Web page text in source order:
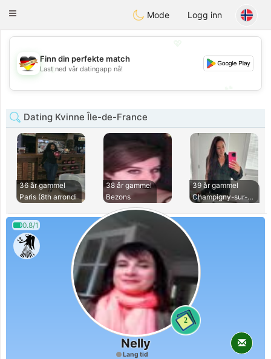
Deutsch Dating
Toggle
Mode Logg inn
💖
💕
Finn din perfekte match
Last ned vår datingapp nå!
Dating Kvinne Île-de-France
36 år gammel
Paris (8th arrondi
38 år gammel
Bezons
39 år gammel
Champigny-sur-Marn
0.8/1
2
Nelly
Lang tid